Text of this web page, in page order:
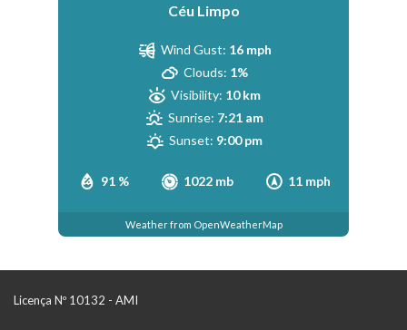
Céu Limpo
91 % 1022 mb 11 mph
Wind Gust: 16 mph
Clouds: 1%
Visibility: 10 km
Sunrise: 7:21 am
Sunset: 9:00 pm
Weather from OpenWeatherMap
Licença Nº 10132 - AMI